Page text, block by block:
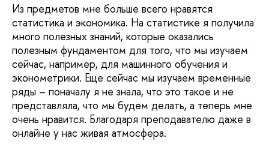
Из предметов мне больше всего нравятся
статистика и экономика. На статистике я получила
много полезных знаний, которые оказались
полезным фундаментом для того, что мы изучаем
сейчас, например, для машинного обучения и
эконометрики. Еще сейчас мы изучаем временные
ряды – поначалу я не знала, что это такое и не
представляла, что мы будем делать, а теперь мне
очень нравится. Благодаря преподавателю даже в
онлайне у нас живая атмосфера.